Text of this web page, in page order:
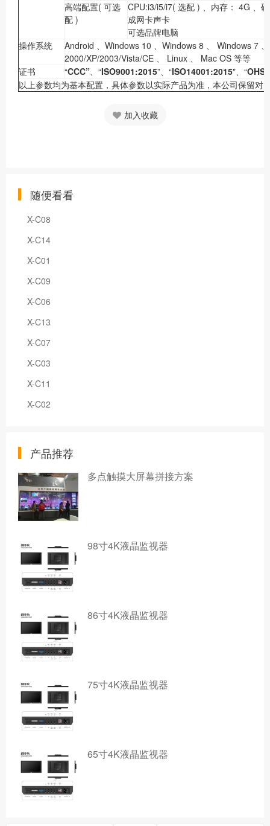
高端配置( 可选
配 )
CPU:i3/i5/i7( 选配 ) 、内存： 4G 、
成网卡声卡
可选品牌电脑
操作系统
Android 、Windows 10 、Windows 8 、 Windows 7
2000/XP/2003/Vista/CE 、 Linux 、 Mac OS 等等
证书
“CCC”、“ISO9001:2015”、“ISO14001:2015"、“
以上参数均为基本配置，具体参数以实际产品为准，本公司保留对
加入收藏
随便看看
X-C08
X-C14
X-C01
X-C09
X-C06
X-C13
X-C07
X-C03
X-C11
X-C02
产品推荐
多点触摸大屏幕拼接方案
98寸4K液晶监视器
86寸4K液晶监视器
75寸4K液晶监视器
65寸4K液晶监视器